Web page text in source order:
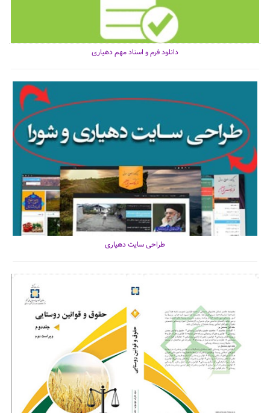
دانلود فرم و اسناد مهم دهیاری
طراحی سایت دهیاری